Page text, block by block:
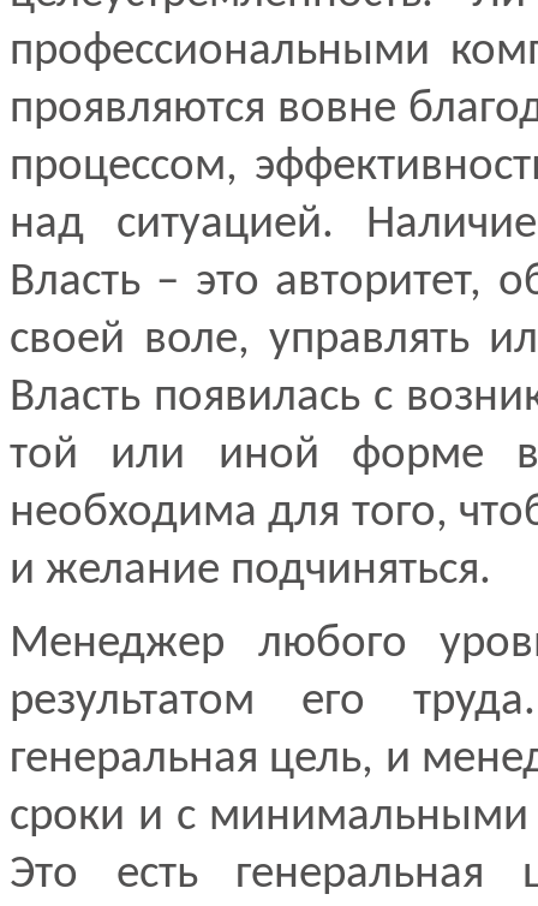
профессиональными
проявляются вовне
процессом,
над ситуацией.
Власть – это авторитет,
своей воле, управлять
Власть появилась с
той или иной форме
необходима для того,
и желание подчиняться.
Менеджер любого
результатом его
генеральная цель, и
сроки и с минимальными
Это есть